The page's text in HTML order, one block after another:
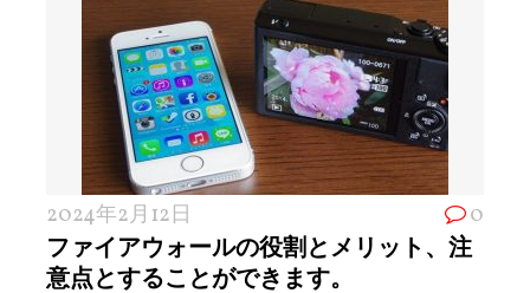
2024年2月12日 0
ファイアウォールの役割とメリット、注
意点とすることができます。